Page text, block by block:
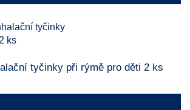
tyčinky při rýmě pro děti 2 ks